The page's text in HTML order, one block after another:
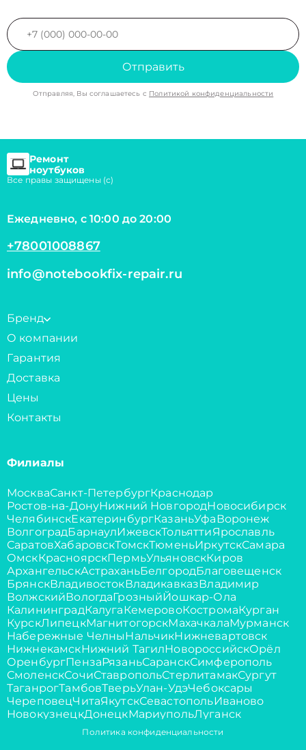
Отправить
Отправляя, Вы соглашаетесь с Политикой конфиденциальности
Ремонт
ноутбуков
Все правы защищены (с)
Ежедневно, с 10:00 до 20:00
+78001008867
info@notebookfix-repair.ru
Бренд
О компании
Гарантия
Доставка
Цены
Контакты
Филиалы
МоскваСанкт-ПетербургКраснодар
Ростов-на-ДонуНижний НовгородНовосибирск
ЧелябинскЕкатеринбургКазаньУфаВоронеж
ВолгоградБарнаулИжевскТольяттиЯрославль
СаратовХабаровскТомскТюменьИркутскСамара
ОмскКрасноярскПермьУльяновскКиров
АрхангельскАстраханьБелгородБлаговещенск
БрянскВладивостокВладикавказВладимир
ВолжскийВологдаГрозныйЙошкар-Ола
КалининградКалугаКемеровоКостромаКурган
КурскЛипецкМагнитогорскМахачкалаМурманск
Набережные ЧелныНальчикНижневартовск
НижнекамскНижний ТагилНовороссийскОрёл
ОренбургПензаРязаньСаранскСимферополь
СмоленскСочиСтавропольСтерлитамакСургут
ТаганрогТамбовТверьУлан-УдэЧебоксары
ЧереповецЧитаЯкутскСевастопольИваново
НовокузнецкДонецкМариупольЛуганск
Политика конфиденциальности